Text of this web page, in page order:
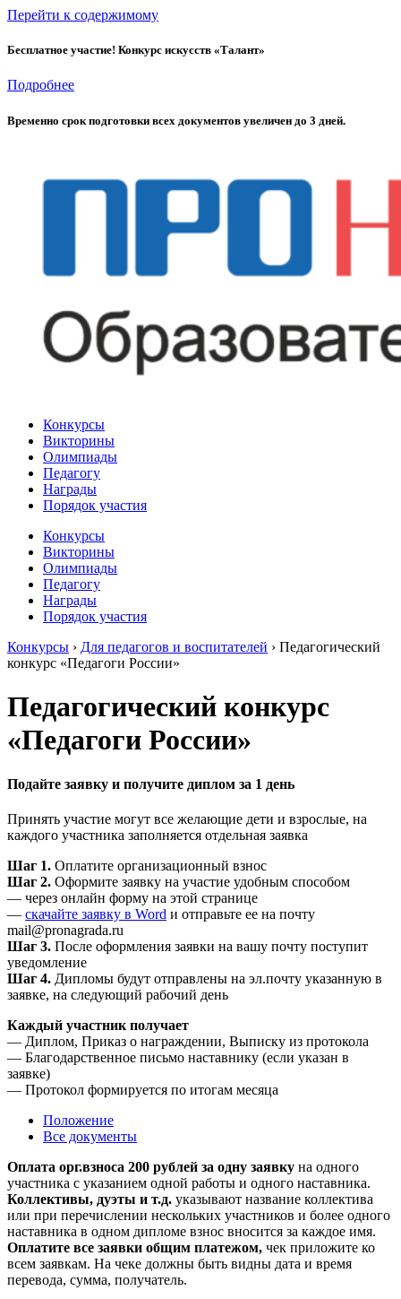
Перейти к содержимому
Бесплатное участие! Конкурс искусств «Талант»
Подробнее
Временно cрок подготовки всех документов увеличен до 3 дней.
Конкурсы
Викторины
Олимпиады
Педагогу
Награды
Порядок участия
Конкурсы
Викторины
Олимпиады
Педагогу
Награды
Порядок участия
Конкурсы › Для педагогов и воспитателей › Педагогический
конкурс «Педагоги России»
Педагогический конкурс
«Педагоги России»
Подайте заявку и получите диплом за 1 день
Принять участие могут все желающие дети и взрослые, на
каждого участника заполняется отдельная заявка
Шаг 1. Оплатите организационный взнос
Шаг 2. Оформите заявку на участие удобным способом
— через онлайн форму на этой странице
— скачайте заявку в Word и отправьте ее на почту
mail@pronagrada.ru
Шаг 3. После оформления заявки на вашу почту поступит
уведомление
Шаг 4. Дипломы будут отправлены на эл.почту указанную в
заявке, на следующий рабочий день
Каждый участник получает
— Диплом, Приказ о награждении, Выписку из протокола
— Благодарственное письмо наставнику (если указан в
заявке)
— Протокол формируется по итогам месяца
Положение
Все документы
Оплата орг.взноса 200 рублей за одну заявку на одного
участника с указанием одной работы и одного наставника.
Коллективы, дуэты и т.д. указывают название коллектива
или при перечислении нескольких участников и более одного
наставника в одном дипломе взнос вносится за каждое имя.
Оплатите все заявки общим платежом, чек приложите ко
всем заявкам. На чеке должны быть видны дата и время
перевода, сумма, получатель.